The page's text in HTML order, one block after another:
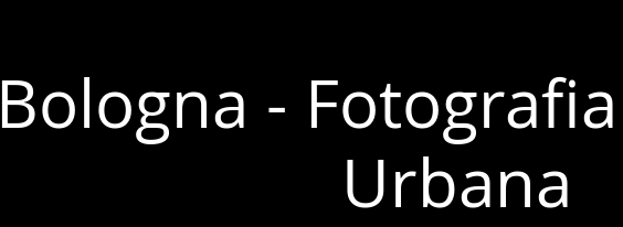
Bologna -
Urbana